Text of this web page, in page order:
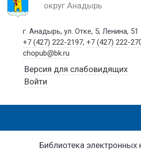
округ Анадырь
г. Анадырь, ул. Отке, 5; Ленина, 51
+7 (427) 222-2197,+7 (427) 222-
chopub@bk.ru
Версия для слабовидящих
Войти
Библиотека электронных